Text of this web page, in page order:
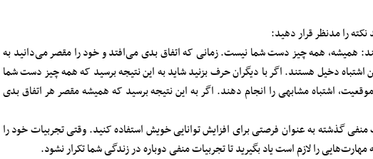
را مدنظر قرار دهید:
همیشه، همه چیز دست شما نیست. زمانی که اتفاق بدی می‌افتد و خود را مقصر می‌دانید به
اشتباه دخیل هستند. اگر با دیگران حرف بزنید شاید به این نتیجه برسید که همه چیز دست شما
اشتباه مشابهی را انجام دهند. اگر به این نتیجه برسید که همیشه مقصر هر اتفاق بدی
گذشته به عنوان فرصتی برای افزایش توانایی خویش استفاده کنید. وقتی تجربیات خود را
را لازم است یاد بگیرید تا تجربیات منفی دوباره در زندگی شما تکرار نشود.